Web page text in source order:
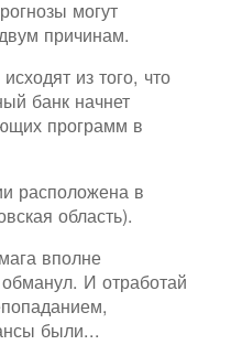
могут
причинам.
из того, что
банк начнет
программ в
расположена в
область).
вполне
И отработай
были...